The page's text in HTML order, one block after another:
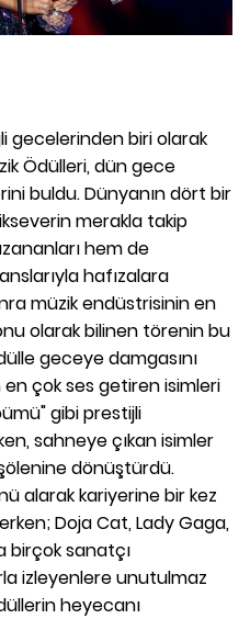
gecelerinden biri olarak
Ödülleri, dün gece
buldu. Dünyanın dört bir
merakla takip
hem de
hafızalara
müzik endüstrisinin en
olarak bilinen törenin bu
geceye damgasını
en çok ses getiren isimleri
gibi prestijli
sahneye çıkan isimler
dönüştürdü.
alarak kariyerine bir kez
Doja Cat, Lady Gaga,
birçok sanatçı
izleyenlere unutulmaz
heyecanı